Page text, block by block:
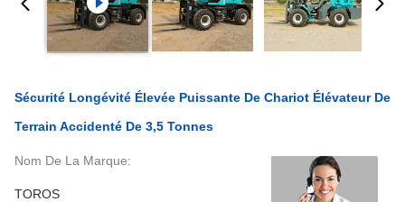
Sécurité Longévité Élevée Puissante De Chariot Élévateur De
Terrain Accidenté De 3,5 Tonnes
Nom De La Marque:
TOROS